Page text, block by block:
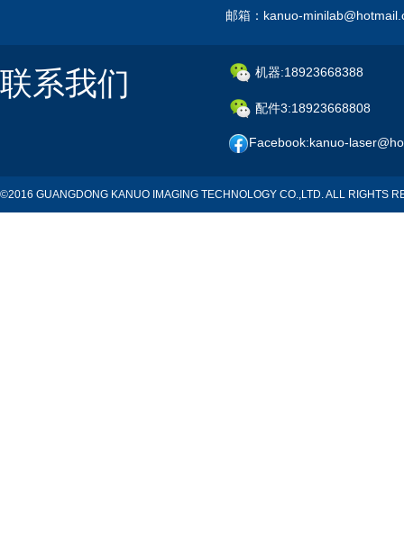
邮箱：kanuo-
联系我们 机器:18923668388
配件3:18923668808
Facebook:kanuo-
©2016 GUANGDONG KANUO IMAGING TECHNOLOGY CO.,LTD. ALL RIGHTS